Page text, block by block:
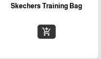
Skechers Training Bag
add_shopping_cart